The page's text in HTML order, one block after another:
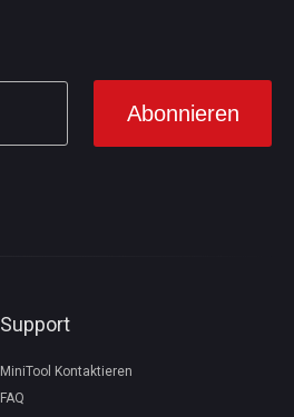
Support
MiniTool Kontaktieren
FAQ